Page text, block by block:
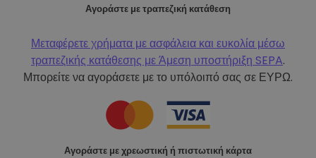
Αγοράστε με τραπεζική κατάθεση
Μεταφέρετε χρήματα με ασφάλεια και ευκολία μέσω
τραπεζικής κατάθεσης μεΆμεση υποστήριξη SEPA.
Μπορείτε να αγοράσετε με το υπόλοιπό σας σε ΕΥΡΩ.
Αγοράστε με χρεωστική ή πιστωτική κάρτα